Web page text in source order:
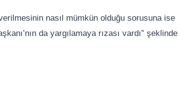
nasıl mümkün olduğu sorusuna ise
da yargılamaya rızası vardı” şeklinde